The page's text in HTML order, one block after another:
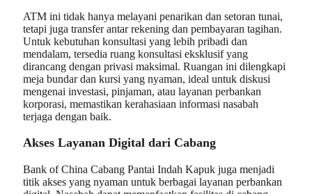
ATM ini tidak hanya melayani penarikan dan setoran tunai,
tetapi juga transfer antar rekening dan pembayaran tagihan.
Untuk kebutuhan konsultasi yang lebih pribadi dan
mendalam, tersedia ruang konsultasi eksklusif yang
dirancang dengan privasi maksimal. Ruangan ini dilengkapi
meja bundar dan kursi yang nyaman, ideal untuk diskusi
mengenai investasi, pinjaman, atau layanan perbankan
korporasi, memastikan kerahasiaan informasi nasabah
terjaga dengan baik.
Akses Layanan Digital dari Cabang
Bank of China Cabang Pantai Indah Kapuk juga menjadi
titik akses yang nyaman untuk berbagai layanan perbankan